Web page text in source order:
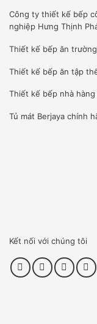
nghiệm thực tiễn
công lắp đặt, Vũ
tốt nhất cho khu
Chúng tôi nhập
những thương hiệu
có sự lựa chọn
[wpcc-iframe
Công ty thiết kế bếp
nghiệp Hưng Thịnh
Thiết kế bếp ăn
Thiết kế bếp ăn tập
Thiết kế bếp nhà hàng
Tủ mát Berjaya chính
Kết nối với chúng tôi